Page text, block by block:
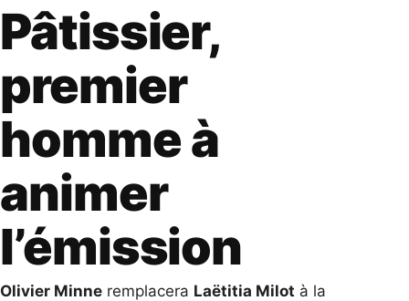
Pâtissier,
premier
homme à
animer
l’émission
Olivier Minne remplacera Laëtitia Milot à la